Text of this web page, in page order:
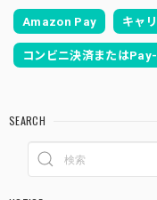
Amazon Pay キャ
コンビニ決済または
SEARCH